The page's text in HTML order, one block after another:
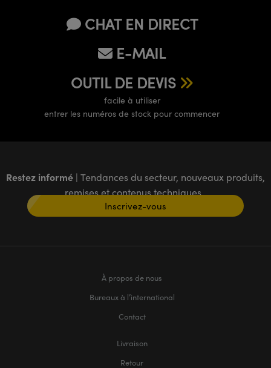
CHAT EN DIRECT
E-MAIL
OUTIL DE DEVIS
facile à utiliser
entrer les numéros de stock pour commencer
Restez informé | Tendances du secteur, nouveaux produits,
remises et contenus techniques
Inscrivez-vous
À propos de nous
Bureaux à l’international
Contact
Livraison
Retour